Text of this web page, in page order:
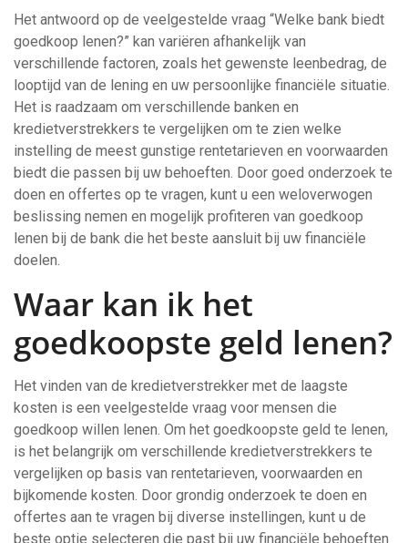
Het antwoord op de veelgestelde vraag “Welke bank biedt
goedkoop lenen?” kan variëren afhankelijk van
verschillende factoren, zoals het gewenste leenbedrag, de
looptijd van de lening en uw persoonlijke financiële situatie.
Het is raadzaam om verschillende banken en
kredietverstrekkers te vergelijken om te zien welke
instelling de meest gunstige rentetarieven en voorwaarden
biedt die passen bij uw behoeften. Door goed onderzoek te
doen en offertes op te vragen, kunt u een weloverwogen
beslissing nemen en mogelijk profiteren van goedkoop
lenen bij de bank die het beste aansluit bij uw financiële
doelen.
Waar kan ik het
goedkoopste geld lenen?
Het vinden van de kredietverstrekker met de laagste
kosten is een veelgestelde vraag voor mensen die
goedkoop willen lenen. Om het goedkoopste geld te lenen,
is het belangrijk om verschillende kredietverstrekkers te
vergelijken op basis van rentetarieven, voorwaarden en
bijkomende kosten. Door grondig onderzoek te doen en
offertes aan te vragen bij diverse instellingen, kunt u de
beste optie selecteren die past bij uw financiële behoeften